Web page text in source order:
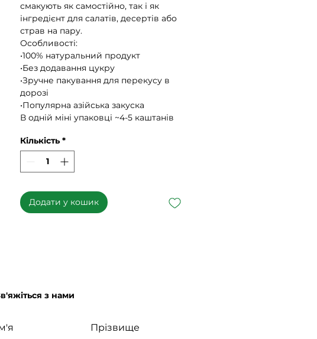
смакують як самостійно, так і як
інгредієнт для салатів, десертів або
страв на пару.
Особливості:
•100% натуральний продукт
•Без додавання цукру
•Зручне пакування для перекусу в
дорозі
•Популярна азійська закуска
В одній міні упаковці ~4-5 каштанів
Кількість *
Додати у кошик
з нами
Прізвище